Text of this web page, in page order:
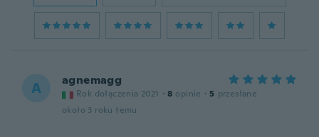
A agnemagg
Rok dołączenia 2021 · 8 opinie · 5 przesłane
około 3 roku temu